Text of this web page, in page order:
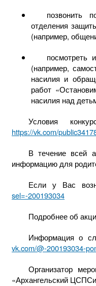
позвонить
отделения
(например,
посмотреть
(например,
насилия и
работ
насилия над
Условия
https://vk.com/
В течение всей
информацию для
Если у Вас
sel=-200193034
Подробнее об
Информация о
vk.com/@-200193034-
Организатор
«Архангельский